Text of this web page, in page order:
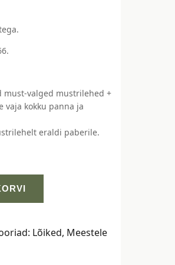
must-valged mustrilehed +
kokku panna ja
eraldi paberile.
Lõiked, Meestele